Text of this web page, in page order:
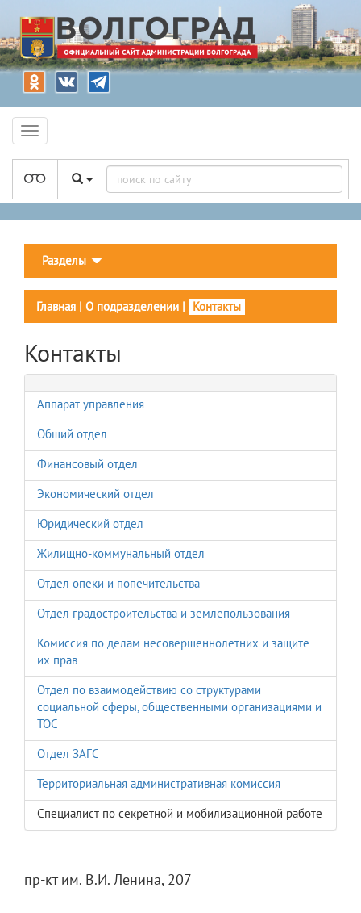
Разделы
Главная | О подразделении | Контакты
Контакты
Аппарат управления
Общий отдел
Финансовый отдел
Экономический отдел
Юридический отдел
Жилищно-коммунальный отдел
Отдел опеки и попечительства
Отдел градостроительства и землепользования
Комиссия по делам несовершеннолетних и защите
их прав
Отдел по взаимодействию со структурами
социальной сферы, общественными организациями и
ТОС
Отдел ЗАГС
Территориальная административная комиссия
Специалист по секретной и мобилизационной работе
пр-кт им. В.И. Ленина, 207